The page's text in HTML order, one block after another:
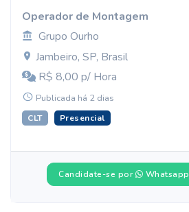
Operador de Montagem
Grupo Ourho
Jambeiro, SP, Brasil
R$ 8,00 p/ Hora
Publicada há 2 dias
CLT Presencial
Candidate-se por Whatsapp